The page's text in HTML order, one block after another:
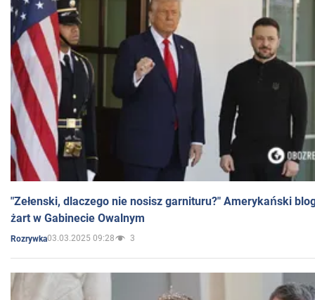
"Zełenski, dlaczego nie nosisz garnituru?" Amerykański
żart w Gabinecie Owalnym
Rozrywka03.03.2025 09:28 3